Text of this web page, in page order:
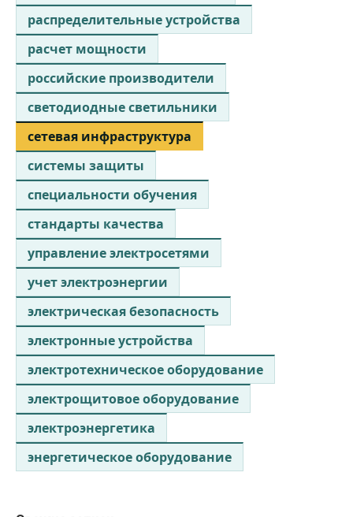
распределительные устройства
расчет мощности
российские производители
светодиодные светильники
сетевая инфраструктура
системы защиты
специальности обучения
стандарты качества
управление электросетями
учет электроэнергии
электрическая безопасность
электронные устройства
электротехническое оборудование
электрощитовое оборудование
электроэнергетика
энергетическое оборудование